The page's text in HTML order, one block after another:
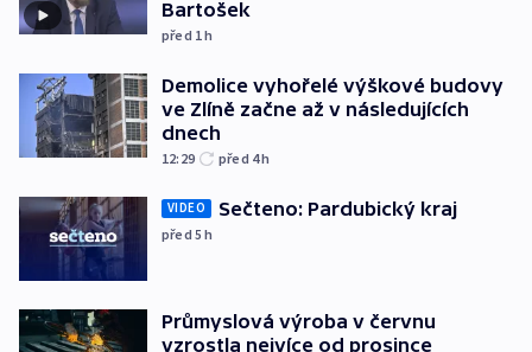
Bartošek
před 1h
Demolice vyhořelé výškové budovy
ve Zlíně začne až v následujících
dnech
12:29 před 4h
VIDEO Sečteno: Pardubický kraj
před 5h
Průmyslová výroba v červnu
vzrostla nejvíce od prosince